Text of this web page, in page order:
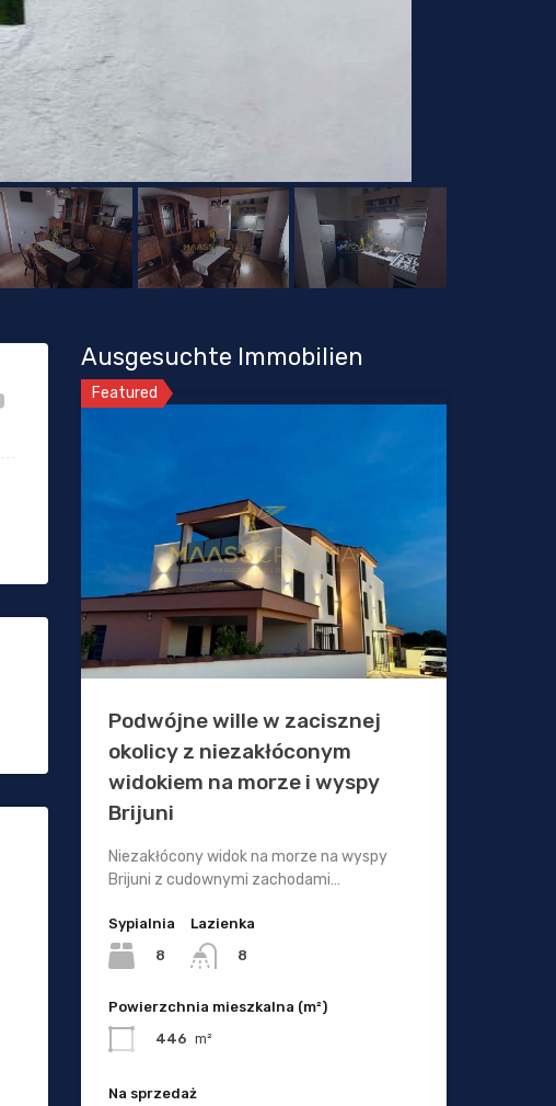
Ausgesuchte Immobilien
Featured
Podwójne wille w zacisznej
okolicy z niezakłóconym
widokiem na morze i wyspy
Brijuni
Niezakłócony widok na morze na wyspy
Brijuni z cudownymi zachodami…
Sypialnia
8
Lazienka
8
Powierzchnia mieszkalna (m²)
446 m²
Na sprzedaż